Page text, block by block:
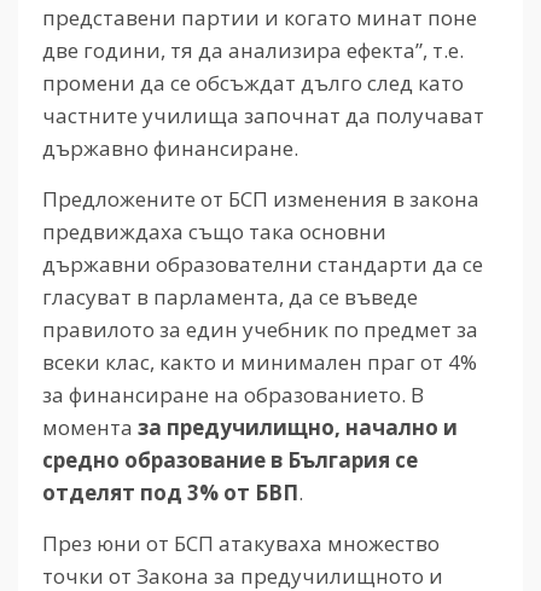
представени партии и когато минат поне
две години, тя да анализира ефекта”, т.е.
промени да се обсъждат дълго след като
частните училища започнат да получават
държавно финансиране.
Предложените от БСП изменения в закона
предвиждаха също така основни
държавни образователни стандарти да се
гласуват в парламента, да се въведе
правилото за един учебник по предмет за
всеки клас, както и минимален праг от 4%
за финансиране на образованието. В
момента за предучилищно, начално и
средно образование в България се
отделят под 3% от БВП.
През юни от БСП атакуваха множество
точки от Закона за предучилищното и